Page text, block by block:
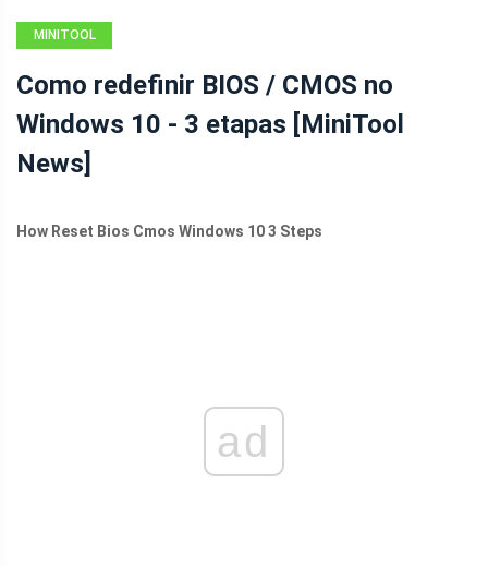
MINITOOL
Como redefinir BIOS / CMOS no
Windows 10 - 3 etapas [MiniTool
News]
How Reset Bios Cmos Windows 10 3 Steps
ad